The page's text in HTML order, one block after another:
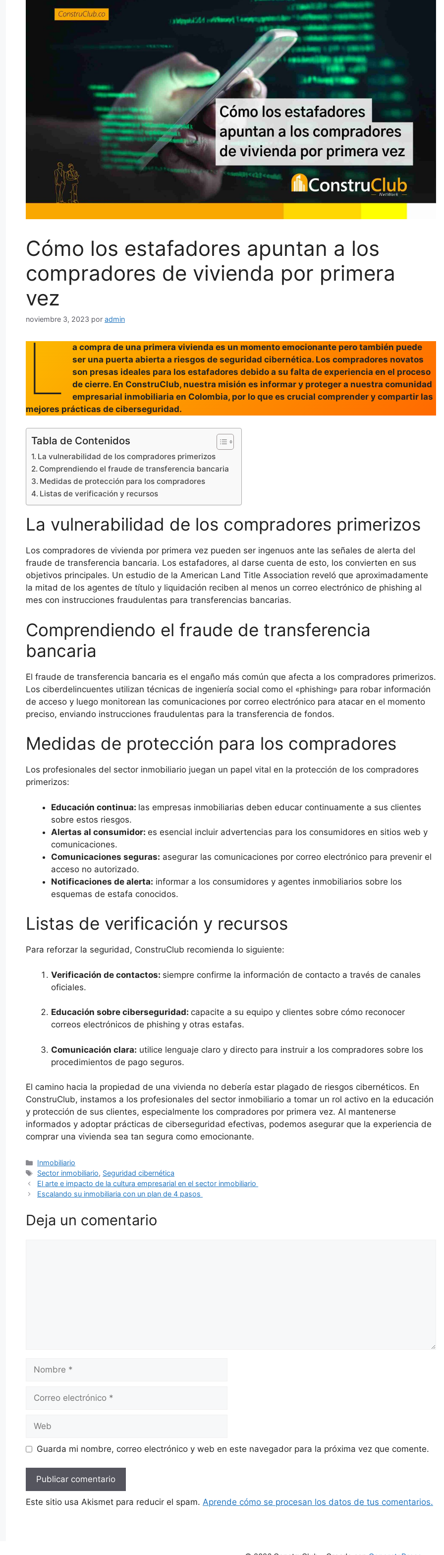
Cómo los estafadores apuntan a los
compradores de vivienda por primera
vez
noviembre 3, 2023 por admin
L
a compra de una primera vivienda es un momento emocionante pero también puede
ser una puerta abierta a riesgos de seguridad cibernética. Los compradores novatos
son presas ideales para los estafadores debido a su falta de experiencia en el proceso
de cierre. En ConstruClub, nuestra misión es informar y proteger a nuestra comunidad
empresarial inmobiliaria en Colombia, por lo que es crucial comprender y compartir las
mejores prácticas de ciberseguridad.
Tabla de Contenidos
La vulnerabilidad de los compradores primerizos
Comprendiendo el fraude de transferencia bancaria
Medidas de protección para los compradores
Listas de verificación y recursos
La vulnerabilidad de los compradores primerizos
Los compradores de vivienda por primera vez pueden ser ingenuos ante las señales de alerta del
fraude de transferencia bancaria. Los estafadores, al darse cuenta de esto, los convierten en sus
objetivos principales. Un estudio de la American Land Title Association reveló que aproximadamente
la mitad de los agentes de título y liquidación reciben al menos un correo electrónico de phishing al
mes con instrucciones fraudulentas para transferencias bancarias.
Comprendiendo el fraude de transferencia
bancaria
El fraude de transferencia bancaria es el engaño más común que afecta a los compradores primerizos.
Los ciberdelincuentes utilizan técnicas de ingeniería social como el «phishing» para robar información
de acceso y luego monitorean las comunicaciones por correo electrónico para atacar en el momento
preciso, enviando instrucciones fraudulentas para la transferencia de fondos.
Medidas de protección para los compradores
Los profesionales del sector inmobiliario juegan un papel vital en la protección de los compradores
primerizos:
Educación continua: las empresas inmobiliarias deben educar continuamente a sus clientes
sobre estos riesgos.
Alertas al consumidor: es esencial incluir advertencias para los consumidores en sitios web y
comunicaciones.
Comunicaciones seguras: asegurar las comunicaciones por correo electrónico para prevenir el
acceso no autorizado.
Notificaciones de alerta: informar a los consumidores y agentes inmobiliarios sobre los
esquemas de estafa conocidos.
Listas de verificación y recursos
Para reforzar la seguridad, ConstruClub recomienda lo siguiente:
Verificación de contactos: siempre confirme la información de contacto a través de canales
oficiales.
Educación sobre ciberseguridad: capacite a su equipo y clientes sobre cómo reconocer
correos electrónicos de phishing y otras estafas.
Comunicación clara: utilice lenguaje claro y directo para instruir a los compradores sobre los
procedimientos de pago seguros.
El camino hacia la propiedad de una vivienda no debería estar plagado de riesgos cibernéticos. En
ConstruClub, instamos a los profesionales del sector inmobiliario a tomar un rol activo en la educación
y protección de sus clientes, especialmente los compradores por primera vez. Al mantenerse
informados y adoptar prácticas de ciberseguridad efectivas, podemos asegurar que la experiencia de
comprar una vivienda sea tan segura como emocionante.
Categorías
Inmobiliario
Etiquetas
Sector inmobiliario, Seguridad cibernética
El arte e impacto de la cultura empresarial en el sector inmobiliario
Escalando su inmobiliaria con un plan de 4 pasos
Deja un comentario
electrónico
Guarda mi nombre, correo electrónico y web en este navegador para la próxima vez que comente.
Este sitio usa Akismet para reducir el spam. Aprende cómo se procesan los datos de tus comentarios.